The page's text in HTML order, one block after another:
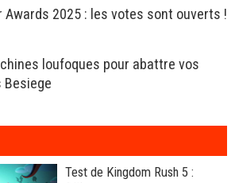
Awards 2025 : les votes sont ouverts !
loufoques pour abattre vos
Besiege
Test de Kingdom Rush 5 :